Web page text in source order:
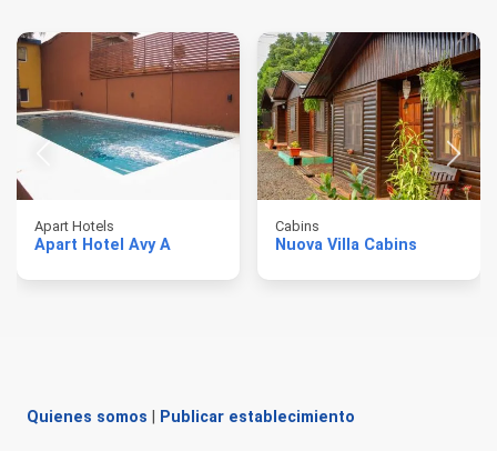
Apart Hotels
Apart Hotel Avy A
Cabins
Nuova Villa Cabins
Quienes somos Publicar establecimiento